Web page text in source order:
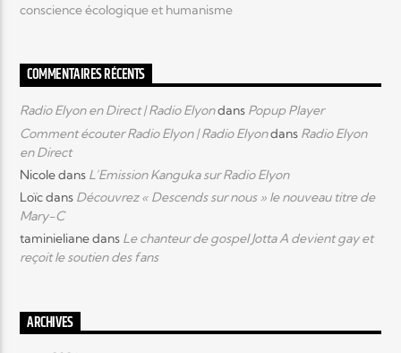
conscience écologique et humanisme
COMMENTAIRES RÉCENTS
Radio Elyon en Direct | Radio Elyondans Popup Player
Comment écouter Radio Elyon | Radio Elyondans Radio Elyon
en Direct
Nicoledans L’Emission Kanguka sur Radio Elyon
Loïcdans Découvrez « Descends sur nous » le nouveau titre de
Mary-C
taminielianedans Le chanteur de gospel Jotta A devient gay et
reçoit le soutien des fans
ARCHIVES